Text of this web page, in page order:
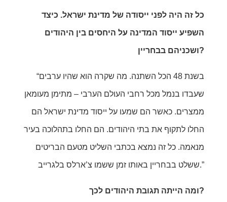
כל זה היה לפני ייסודה של מדינת ישראל. כיצד
השפיע ייסוד המדינה על היחסים בין היהודים
ושכניהם בבחריין?
“בשנת 48 הכל השתנה. מה שקרה הוא שהיו ערבים
שעבדו בנמל מכל רחבי העולם הערבי – מתימן מעומאן
ממצרים. כאשר הם שמעו על ייסוד מדינת ישראל הם
החלו לתקוף את בתי היהודים. הם החלו בתהלוכה בעיר
מנאמה. כל זה נמצא בכתבי השליט מטעם הבריטים
ששלט בבחריין באותו זמן ששמו צ’ארלס בלגרייב.”
ומה הייתה תגובת היהודים לכך?